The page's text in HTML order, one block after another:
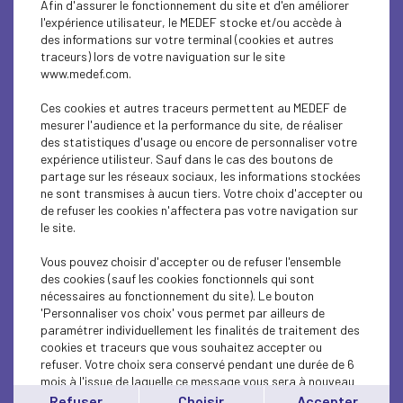
SOCIAL
CSR
PARITY-DIVERSITY
ECONOMY
ECONOMY
MEDEF LIFE
MEDEF LIFE
MEDEF LIFE
ECONOMY
Afin d'assurer le fonctionnement du site et d'en améliorer
l'expérience utilisateur, le MEDEF stocke et/ou accède à
des informations sur votre terminal (cookies et autres
traceurs) lors de votre naviguation sur le site
www.medef.com.
Ces cookies et autres traceurs permettent au MEDEF de
mesurer l'audience et la performance du site, de réaliser
des statistiques d'usage ou encore de personnaliser votre
expérience utilisteur. Sauf dans le cas des boutons de
partage sur les réseaux sociaux, les informations stockées
ne sont transmises à aucun tiers. Votre choix d'accepter ou
de refuser les cookies n'affectera pas votre navigation sur
le site.
Vous pouvez choisir d'accepter ou de refuser l'ensemble
des cookies (sauf les cookies fonctionnels qui sont
nécessaires au fonctionnement du site). Le bouton
'Personnaliser vos choix' vous permet par ailleurs de
paramétrer individuellement les finalités de traitement des
cookies et traceurs que vous souhaitez accepter ou
refuser. Votre choix sera conservé pendant une durée de 6
mois à l'issue de laquelle ce message vous sera à nouveau
affiché..